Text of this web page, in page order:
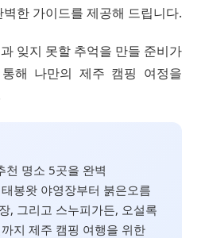
한 가이드를 제공해 드립니다.
잊지 못할 추억을 만들 준비가
해 나만의 제주 캠핑 여정을
천 명소 5곳을 완벽
봉왓 야영장부터 붉은오름
, 그리고 스누피가든, 오설록
지 제주 캠핑 여행을 위한